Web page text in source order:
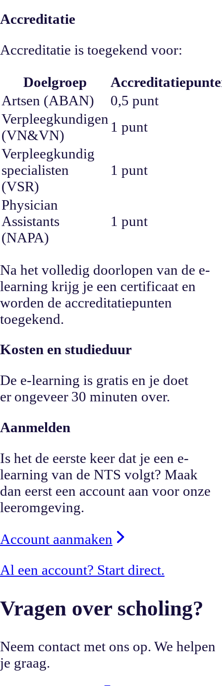
Accreditatie
Accreditatie is toegekend voor:
Doelgroep
Artsen (ABAN)
0,5 punt
Verpleegkundigen
(VN&VN)
1 punt
Verpleegkundig
specialisten
(VSR)
1 punt
Physician
Assistants
(NAPA)
1 punt
Na het volledig doorlopen van de e-
learning krijg je een certificaat en
worden de accreditatiepunten
toegekend.
Kosten en studieduur
De e-learning is gratis en je doet
er ongeveer 30 minuten over.
Aanmelden
Is het de eerste keer dat je een e-
learning van de NTS volgt? Maak
dan eerst een account aan voor onze
leeromgeving.
Account aanmaken
Al een account? Start direct.
Vragen over scholing?
Neem contact met ons op. We helpen
je graag.